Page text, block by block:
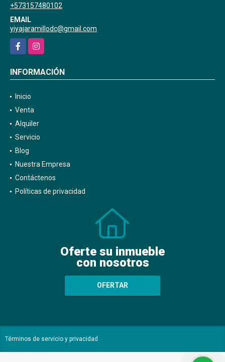
+573157480102
EMAIL
yiyajaramillodc@gmail.com
FacebookInstagram
INFORMACIÓN
Inicio
Venta
Alquiler
Servicio
Blog
Nuestra Empresa
Contáctenos
Políticas de privacidad
Oferte su inmueble
con nosotros
OFERTAR
Términos de servicio y privacidad